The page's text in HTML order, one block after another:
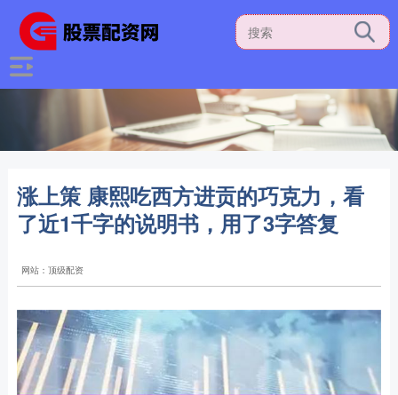
涨上策 康熙吃西方进贡的巧克力，看
了近1千字的说明书，用了3字答复
网站：顶级配资